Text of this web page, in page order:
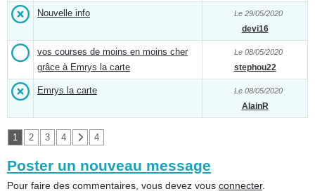
Nouvelle info Le 29/05/2020
devi16
vos courses de moins en moins cher
grâce à Emrys la carte
Le 08/05/2020
stephou22
Emrys la carte Le 08/05/2020
AlainR
1 2 3 4 4
Poster un nouveau message
Pour faire des commentaires, vous devez vous connecter.